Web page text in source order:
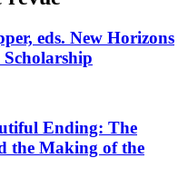
eds. New Horizons
Ending: The
the Making of the